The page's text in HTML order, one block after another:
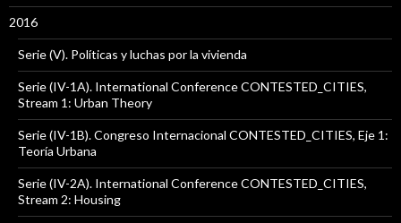
2016
Serie (V). Políticas y luchas por la vivienda
Serie (IV-1A). International Conference CONTESTED_CITIES,
Stream 1: Urban Theory
Serie (IV-1B). Congreso Internacional CONTESTED_CITIES, Eje 1:
Teoría Urbana
Serie (IV-2A). International Conference CONTESTED_CITIES,
Stream 2: Housing